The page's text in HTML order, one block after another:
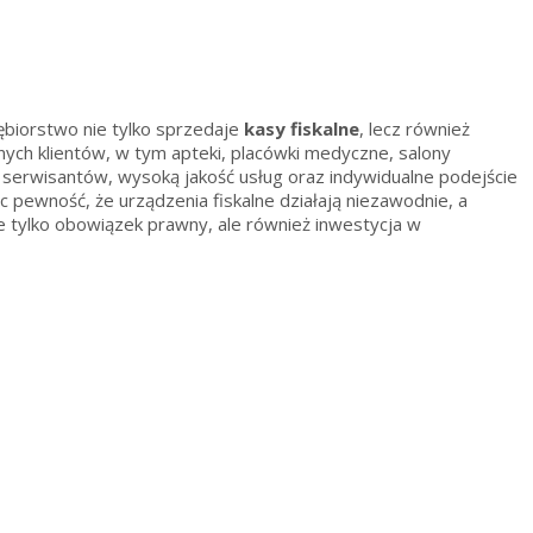
nie tylko sprzedaje kasy fiskalne, lecz również
klientów, w tym apteki, placówki medyczne, salony
wysoką jakość usług oraz indywidualne podejście
że urządzenia fiskalne działają niezawodnie, a
tylko obowiązek prawny, ale również inwestycja w